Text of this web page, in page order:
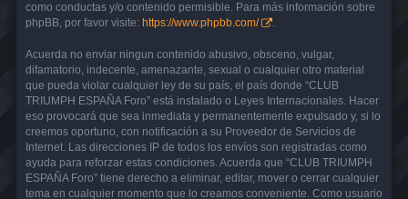
como conductas y/o contenido permisible. Para más información sobre
phpBB, por favor visite: https://www.phpbb.com/ .
Acuerda no enviar ningun contenido abusivo, obsceno, vulgar,
difamatorio, indecente, amenazante, sexual o cualquier otro material
que pueda violar cualquier ley de su país, el país donde “CLUB
TRIUMPH ESPAÑA Foro” está instalado o Leyes Internacionales. Hacer
eso provocará que sea inmediata y permanentemente expulsado y, si lo
creemos oportuno, con notificación a su Proveedor de Servicios de
Internet. Las direcciones IP de todos los envíos son registradas como
ayuda para reforzar estas condiciones. Acuerda que “CLUB TRIUMPH
ESPAÑA Foro” tiene derecho a eliminar, editar, mover o cerrar cualquier
tema en cualquier momento que lo creamos conveniente. Como usuario